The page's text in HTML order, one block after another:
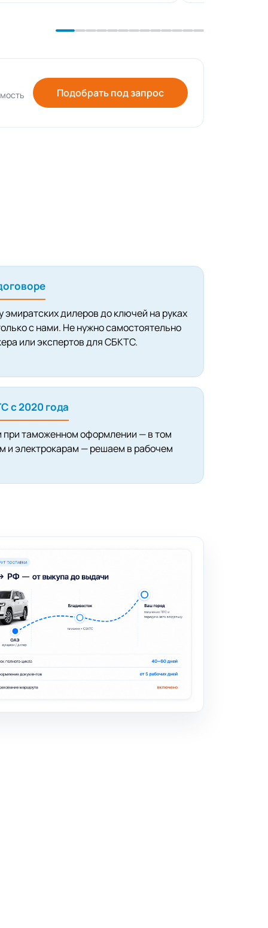
Подобрать под запрос
эмиратских дилеров до ключей на руках
с нами. Не нужно самостоятельно
или экспертов для СБКТС.
с 2020 года
при таможенном оформлении — в том
и электрокарам — решаем в рабочем